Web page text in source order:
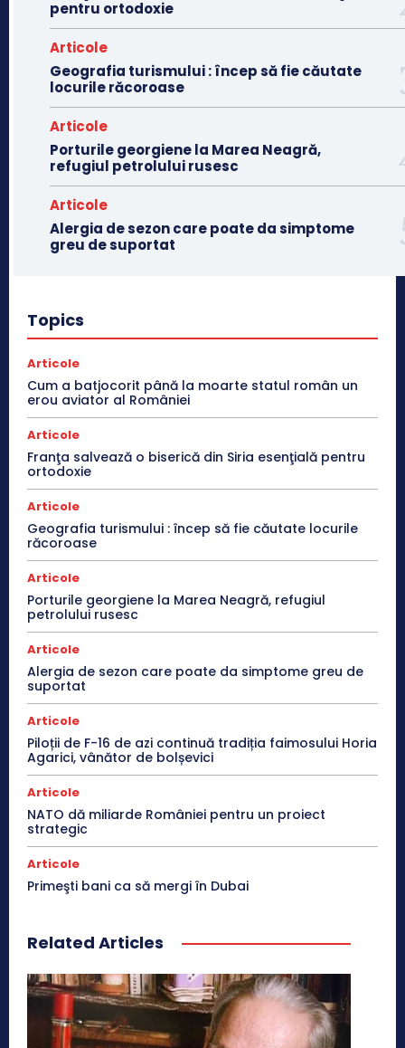
pentru ortodoxie
Articole
Geografia turismului : încep să fie căutate
locurile răcoroase
Articole
Porturile georgiene la Marea Neagră,
refugiul petrolului rusesc
Articole
Alergia de sezon care poate da simptome
greu de suportat
Topics
Articole
Cum a batjocorit până la moarte statul român un
erou aviator al României
Articole
Franţa salvează o biserică din Siria esenţială pentru
ortodoxie
Articole
Geografia turismului : încep să fie căutate locurile
răcoroase
Articole
Porturile georgiene la Marea Neagră, refugiul
petrolului rusesc
Articole
Alergia de sezon care poate da simptome greu de
suportat
Articole
Piloții de F-16 de azi continuă tradiția faimosului Horia
Agarici, vânător de bolșevici
Articole
NATO dă miliarde României pentru un proiect
strategic
Articole
Primeşti bani ca să mergi în Dubai
Related Articles